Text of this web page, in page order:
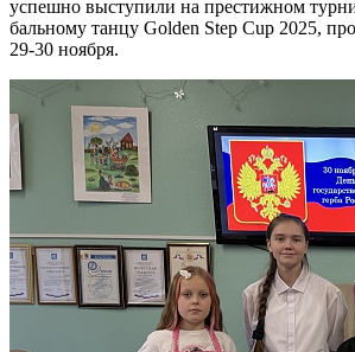
успешно выступили на престижном
бальному танцу Golden Step Cup 2025,
29-30 ноября.